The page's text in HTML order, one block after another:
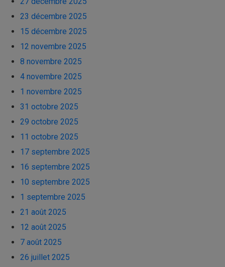
23 décembre 2025
15 décembre 2025
12 novembre 2025
8 novembre 2025
4 novembre 2025
1 novembre 2025
31 octobre 2025
29 octobre 2025
11 octobre 2025
17 septembre 2025
16 septembre 2025
10 septembre 2025
1 septembre 2025
21 août 2025
12 août 2025
7 août 2025
26 juillet 2025